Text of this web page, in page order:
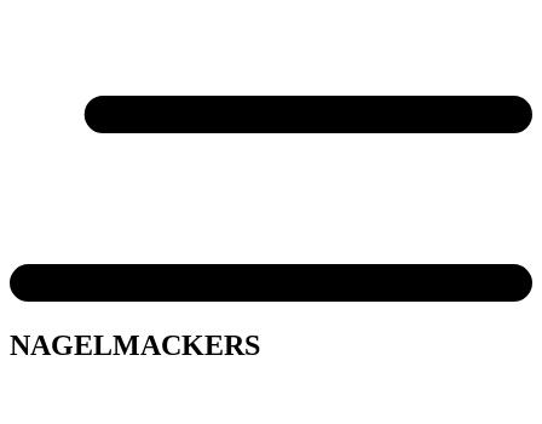
NAGELMACKERS